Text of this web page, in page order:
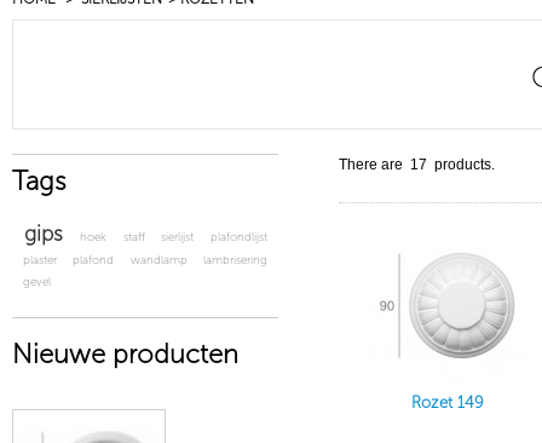
Tags
gips hoek staff sierlijst
plafondlijst
plaster
plafond wandlamp
lambrisering
gevel
Nieuwe producten
There are 17 products.
Rozet 149